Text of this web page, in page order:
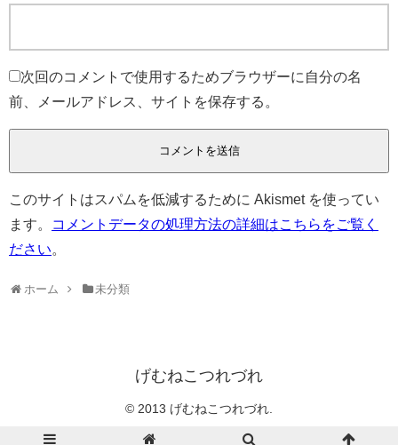
次回のコメントで使用するためブラウザーに自分の名
前、メールアドレス、サイトを保存する。
このサイトはスパムを低減するために Akismet を使ってい
ます。
コメントデータの処理方法の詳細はこちらをご覧く
ださい。
ホーム 未分類
げむねこつれづれ
© 2013 げむねこつれづれ.